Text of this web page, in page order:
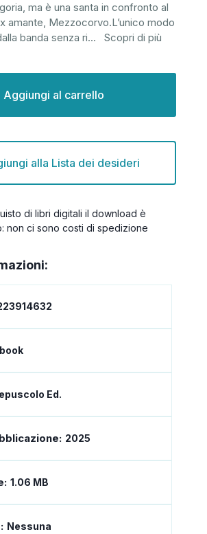
ma è una santa in confronto al
amante, Mezzocorvo.L’unico modo
banda senza ri... Scopri di più
alla Lista dei desideri
di libri digitali il download è
non ci sono costi di spedizione
Ed.
2025
1.06 MB
Nessuna